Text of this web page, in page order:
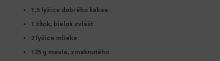
1,5 lyžice dobrého kakaa
1 žĺtok, bielok zvlášť
2 lyžice mlieka
125 g masla, zmäknutého